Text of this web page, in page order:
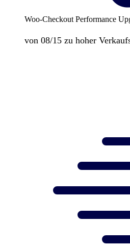
Woo-Checkout Performance
von 08/15 zu hoher